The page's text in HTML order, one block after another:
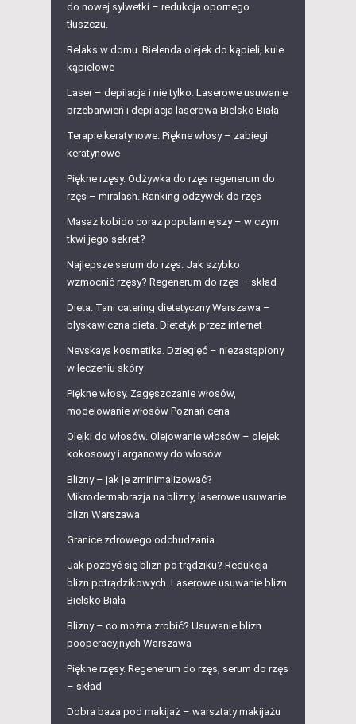
do nowej sylwetki – redukcja opornego
tłuszczu.
Relaks w domu. Bielenda olejek do kąpieli, kule
kąpielowe
Laser – depilacja i nie tylko. Laserowe usuwanie
przebarwień i depilacja laserowa Bielsko Biała
Terapie keratynowe. Piękne włosy – zabiegi
keratynowe
Piękne rzęsy. Odżywka do rzęs regenerum do
rzęs – miralash. Ranking odżywek do rzęs
Masaż kobido coraz popularniejszy – w czym
tkwi jego sekret?
Najlepsze serum do rzęs. Jak szybko
wzmocnić rzęsy? Regenerum do rzęs – skład
Dieta. Tani catering dietetyczny Warszawa –
błyskawiczna dieta. Dietetyk przez internet
Nevskaya kosmetika. Dziegięć – niezastąpiony
w leczeniu skóry
Piękne włosy. Zagęszczanie włosów,
modelowanie włosów Poznań cena
Olejki do włosów. Olejowanie włosów – olejek
kokosowy i arganowy do włosów
Blizny – jak je zminimalizować?
Mikrodermabrazja na blizny, laserowe usuwanie
blizn Warszawa
Granice zdrowego odchudzania.
Jak pozbyć się blizn po trądziku? Redukcja
blizn potrądzikowych. Laserowe usuwanie blizn
Bielsko Biała
Blizny – co można zrobić? Usuwanie blizn
pooperacyjnych Warszawa
Piękne rzęsy. Regenerum do rzęs, serum do rzęs
– skład
Dobra baza pod makijaż – warsztaty makijażu